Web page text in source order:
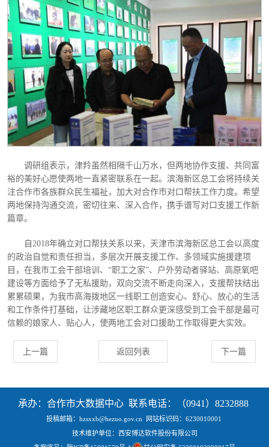
调研组表示，津羚虽然相隔千山万水，但两地协作支援、共同富
裕的美好心愿使两地一直紧密联系在一起。滨海新区总工会将持续关
注合作市各族群众民生福祉，加大对合作市对口帮扶工作力度。希望
两地保持沟通交流，密切往来、深入合作，携手谱写对口支援工作新
篇章。
自 2018年确立对口帮扶关系以来，天津市滨海新区总工会以高度
的政治自觉和责任担当，多层次开展支援工作、多领域实施援建项
目，在我市工会干部培训、“职工之家”、户外劳动者驿站、高原氧吧
建设等方面给予了无私援助，双向交流不断走向深入，支援帮扶结出
累累硕果，为我市高海拨地区一线职工创造安心、舒心、放心的生活
和工作条件打基础，让涉藏地区职工群众更深感受到工会干部是最可
信赖的娘家人、贴心人，使两地工会对口援助工作取得更大实效。
上一篇 返回列表 下一篇
承办：合作市大数据中心 联系电话：（0941）8232888
投稿邮箱：hzsxxb@hezuo.gov.cn
网站标识码：6230010001
技术维护单位：西安博达软件股份有限公司